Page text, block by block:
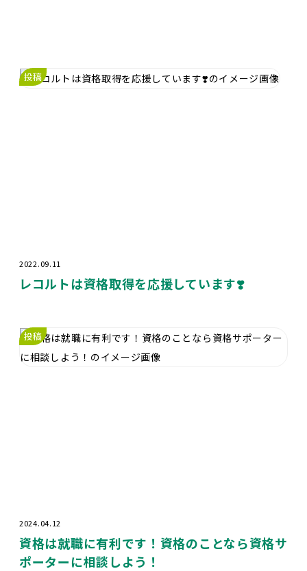
投稿
2022.09.11
レコルトは資格取得を応援しています❣️
投稿
2024.04.12
資格は就職に有利です！資格のことなら資格サ
ポーターに相談しよう！